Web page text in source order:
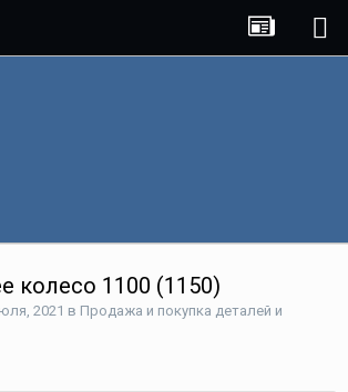
колесо 1100 (1150)
2021 в Продажа и покупка деталей и